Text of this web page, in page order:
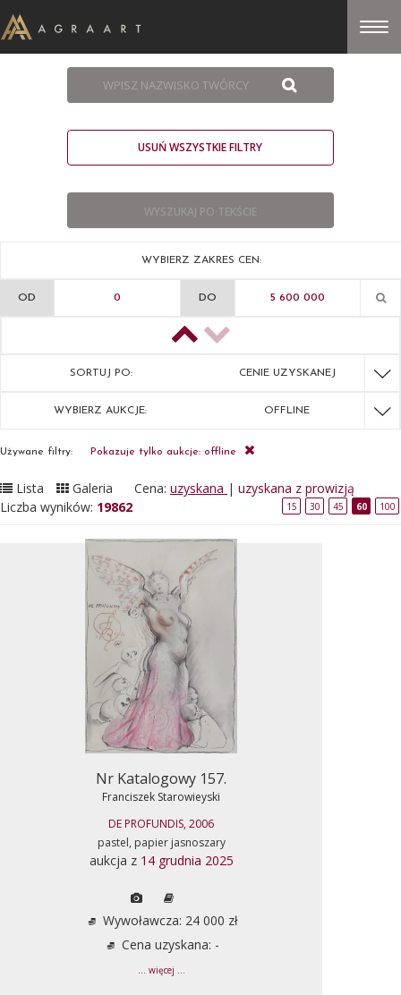
USUŃ WSZYSTKIE FILTRY
WYBIERZ ZAKRES CEN:
OD DO
SORTUJ PO: CENIE UZYSKANEJ
WYBIERZ AUKCJE: OFFLINE
Używane filtry: Pokazuje tylko aukcje: offline
Lista Galeria Cena: uzyskana | uzyskana z prowizją
Liczba wyników: 19862 15 30 45 60 100
Nr Katalogowy 157.
Franciszek Starowieyski
DE PROFUNDIS, 2006
pastel, papier jasnoszary
aukcja z 14 grudnia 2025
Wywoławcza: 24 000 zł
Cena uzyskana: -
... więcej ...